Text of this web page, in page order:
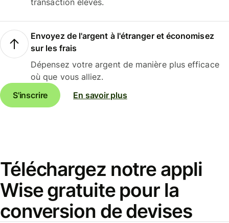
transaction élevés.
Envoyez de l'argent à l'étranger et économisez
sur les frais
Dépensez votre argent de manière plus efficace
où que vous alliez.
S'inscrire
En savoir plus
Téléchargez notre appli
Wise gratuite pour la
conversion de devises